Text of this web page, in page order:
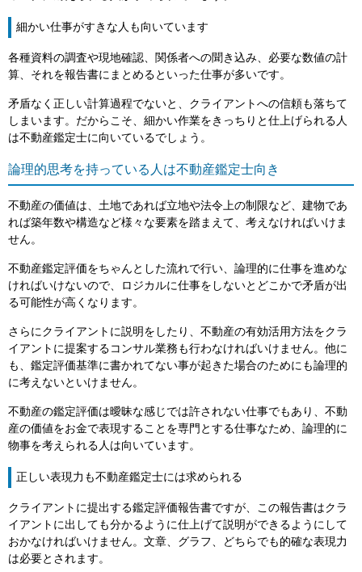
細かい仕事がすきな人も向いています
各種資料の調査や現地確認、関係者への聞き込み、必要な数値の計
算、それを報告書にまとめるといった仕事が多いです。
矛盾なく正しい計算過程でないと、クライアントへの信頼も落ちて
しまいます。だからこそ、細かい作業をきっちりと仕上げられる人
は不動産鑑定士に向いているでしょう。
論理的思考を持っている人は不動産鑑定士向き
不動産の価値は、土地であれば立地や法令上の制限など、建物であ
れば築年数や構造など様々な要素を踏まえて、考えなければいけま
せん。
不動産鑑定評価をちゃんとした流れで行い、論理的に仕事を進めな
ければいけないので、ロジカルに仕事をしないとどこかで矛盾が出
る可能性が高くなります。
さらにクライアントに説明をしたり、不動産の有効活用方法をクラ
イアントに提案するコンサル業務も行わなければいけません。他に
も、鑑定評価基準に書かれてない事が起きた場合のためにも論理的
に考えないといけません。
不動産の鑑定評価は曖昧な感じでは許されない仕事でもあり、不動
産の価値をお金で表現することを専門とする仕事なため、論理的に
物事を考えられる人は向いています。
正しい表現力も不動産鑑定士には求められる
クライアントに提出する鑑定評価報告書ですが、この報告書はクラ
イアントに出しても分かるように仕上げて説明ができるようにして
おかなければいけません。文章、グラフ、どちらでも的確な表現力
は必要とされます。